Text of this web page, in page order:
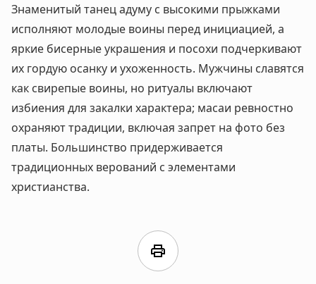
Знаменитый танец адуму с высокими прыжками
исполняют молодые воины перед инициацией, а
яркие бисерные украшения и посохи подчеркивают
их гордую осанку и ухоженность. Мужчины славятся
как свирепые воины, но ритуалы включают
избиения для закалки характера; масаи ревностно
охраняют традиции, включая запрет на фото без
платы. Большинство придерживается
традиционных верований с элементами
христианства.
print